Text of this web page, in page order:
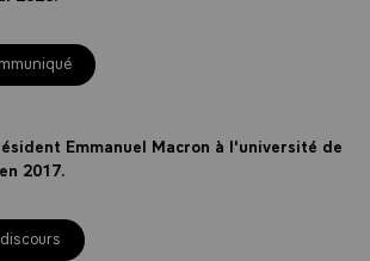
Emmanuel Macron à l'université de
2017.